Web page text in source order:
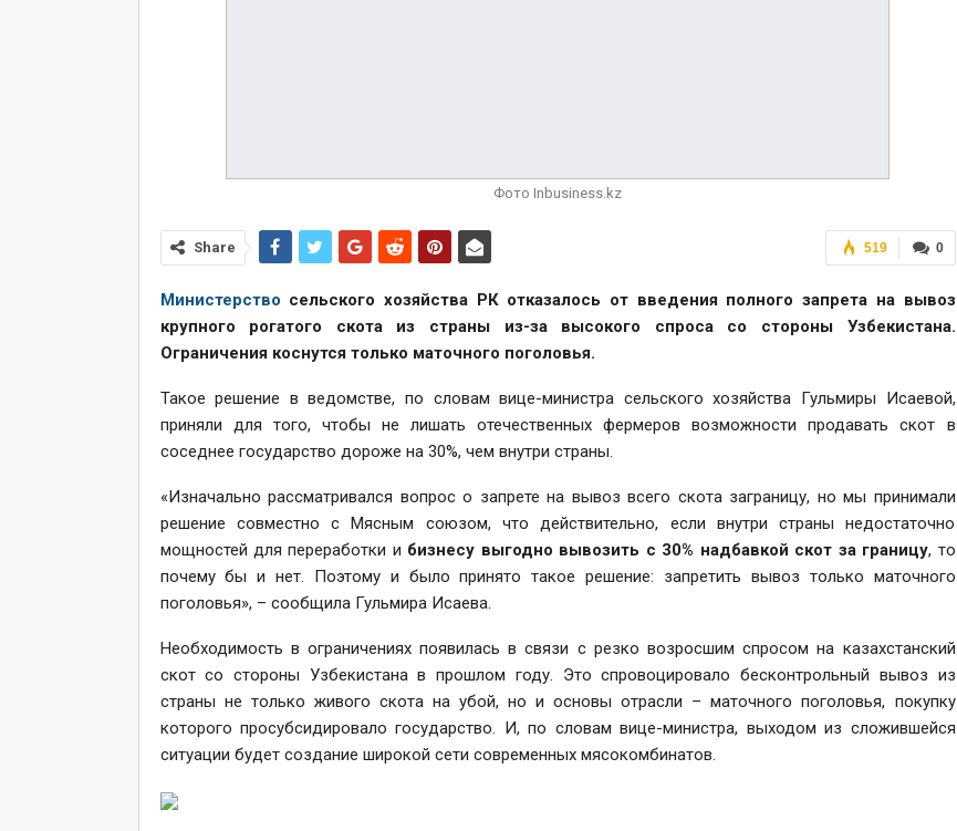
Фото Inbusiness.kz
0
519
Share
Министерство сельского хозяйства РК отказалось от введения полного запрета на вывоз
крупного рогатого скота из страны из-за высокого спроса со стороны Узбекистана.
Ограничения коснутся только маточного поголовья.
Такое решение в ведомстве, по словам вице-министра сельского хозяйства Гульмиры Исаевой,
приняли для того, чтобы не лишать отечественных фермеров возможности продавать скот в
соседнее государство дороже на 30%, чем внутри страны.
«Изначально рассматривался вопрос о запрете на вывоз всего скота заграницу, но мы принимали
решение совместно с Мясным союзом, что действительно, если внутри страны недостаточно
мощностей для переработки и бизнесу выгодно вывозить с 30% надбавкой скот за границу, то
почему бы и нет. Поэтому и было принято такое решение: запретить вывоз только маточного
поголовья», – сообщила Гульмира Исаева.
Необходимость в ограничениях появилась в связи с резко возросшим спросом на казахстанский
скот со стороны Узбекистана в прошлом году. Это спровоцировало бесконтрольный вывоз из
страны не только живого скота на убой, но и основы отрасли – маточного поголовья, покупку
которого просубсидировало государство. И, по словам вице-министра, выходом из сложившейся
ситуации будет создание широкой сети современных мясокомбинатов.